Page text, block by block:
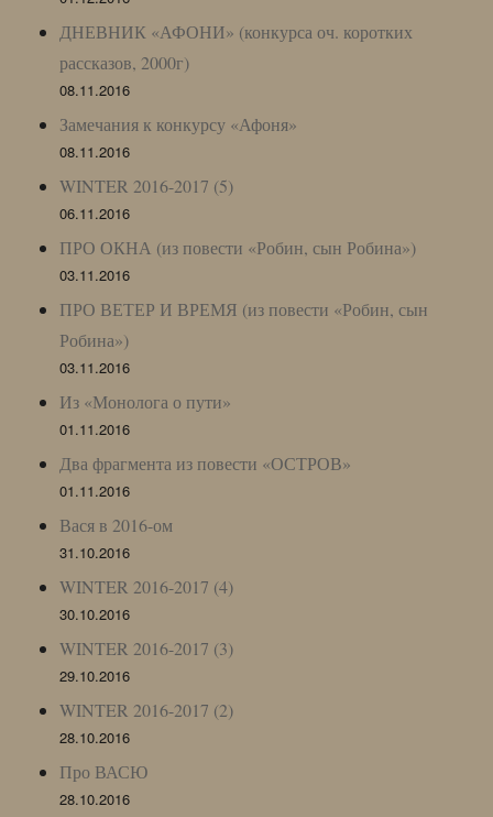
ДНЕВНИК «АФОНИ» (конкурса оч. коротких
рассказов, 2000г)
08.11.2016
Замечания к конкурсу «Афоня»
08.11.2016
WINTER 2016-2017 (5)
06.11.2016
ПРО ОКНА (из повести «Робин, сын Робина»)
03.11.2016
ПРО ВЕТЕР И ВРЕМЯ (из повести «Робин, сын
Робина»)
03.11.2016
Из «Монолога о пути»
01.11.2016
Два фрагмента из повести «ОСТРОВ»
01.11.2016
Вася в 2016-ом
31.10.2016
WINTER 2016-2017 (4)
30.10.2016
WINTER 2016-2017 (3)
29.10.2016
WINTER 2016-2017 (2)
28.10.2016
Про ВАСЮ
28.10.2016